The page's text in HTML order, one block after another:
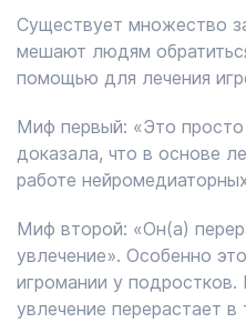
Существует множество
мешают людям
помощью для лечения
Миф первый: «Это просто
доказала, что в основе
работе
Миф второй: «Он(а)
увлечение». Особенно
игромании у подростков.
увлечение перерастает